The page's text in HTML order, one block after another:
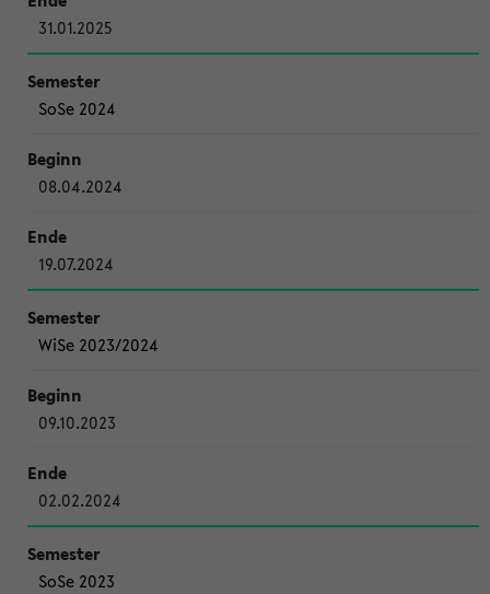
31.01.2025
SoSe 2024
08.04.2024
19.07.2024
WiSe 2023/2024
09.10.2023
02.02.2024
SoSe 2023